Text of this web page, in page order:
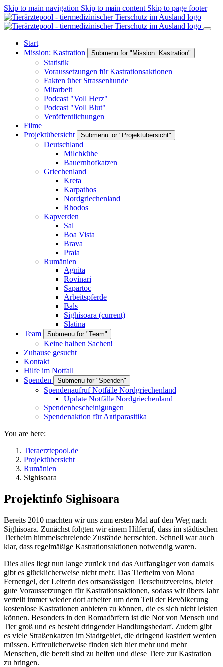
Skip to main navigation Skip to main content Skip to page footer
Start
Mission: Kastration
Submenu for "Mission: Kastration"
Statistik
Voraussetzungen für Kastrationsaktionen
Fakten über Strassenhunde
Mitarbeit
Podcast "Voll Herz"
Podcast "Voll Blut"
Veröffentlichungen
Filme
Projektübersicht
Submenu for "Projektübersicht"
Deutschland
Milchkühe
Bauernhofkatzen
Griechenland
Kreta
Karpathos
Nordgriechenland
Rhodos
Kapverden
Sal
Boa Vista
Brava
Praia
Rumänien
Agnita
Rovinari
Sapartoc
Arbeitspferde
Bals
Sighisoara (current)
Slatina
Team
Submenu for "Team"
Keine halben Sachen!
Zuhause gesucht
Kontakt
Hilfe im Notfall
Spenden
Submenu for "Spenden"
Spendenaufruf Notfälle Nordgriechenland
Update Notfälle Nordgriechenland
Spendenbescheinigungen
Spendenaktion für Antiparasitika
You are here:
Tieraerztepool.de
Projektübersicht
Rumänien
Sighisoara
Projektinfo Sighisoara
Bereits 2010 machten wir uns zum ersten Mal auf den Weg nach
Sighisoara. Zunächst folgten wir einem Hilferuf, dass im städtischen
Tierheim himmelschreiende Zustände herrschten. Schnell war auch
klar, dass regelmäßige Kastrationsaktionen notwendig waren.
Dies alles liegt nun lange zurück und das Auffanglager von damals
gibt es glücklicherweise nicht mehr. Das Tierheim von Mona
Fernengel, der Leiterin des ortsansässigen Tierschutzvereins, bietet
gute Voraussetzungen für Kastrationsaktionen, sodass wir übers Jahr
verteilt immer wieder dort arbeiten um dem Teil der Bevölkerung
kostenlose Kastrationen anbieten zu können, die es sich nicht leisten
können. Besonders in den Romadörfern ist die Not von Mensch und
Tier groß und es besteht dringender Handlungsbedarf. Zudem gibt
es viele Straßenkatzen im Stadtgebiet, die dringend kastriert werden
müssen. Erfreulicherweise finden sich hier mehr und mehr
Menschen, die bereit sind zu helfen und diese Tiere zur Kastration
zu bringen.